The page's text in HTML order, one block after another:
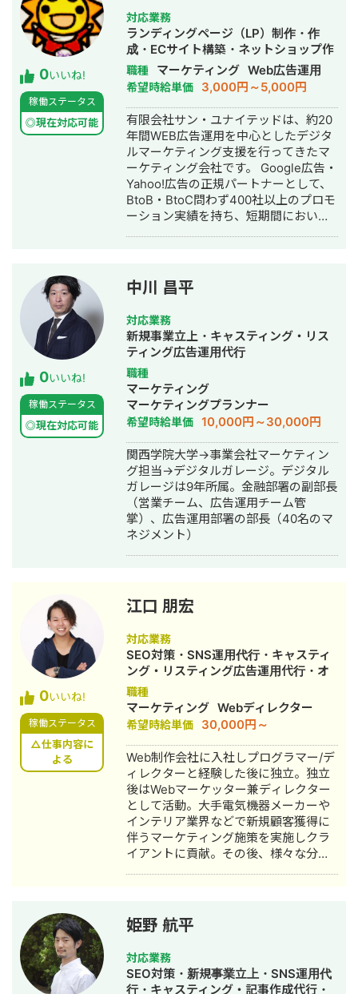
ョン・マネジメント ■強み・アピール
ポイント プロジェクト推進力：美容
D2C商材で月2,000万円の売上を企
画・実行・展開まで主導 サービス立ち
上げ経験：業界特化型マッチングサー
ビスを0→1で構築し、業界トップクラ
スへ成長 柔軟な広告運用スキル：媒体
横断での予算調整によるROI最大化を得
意とする ■保有資格 Google広告：検
索／ディスプレイ／アプリ Meta認定：
メディアプランニング／メディアバイ
イングエキスパート
Instagram個人実績30万フォロワー ・
Tiktok個人実績10万フォロワー ・リス
ティング広告/ディスプレイ広告の運用
歴5年 過去経歴 ・外資マーケティング
会社にてブランドマーケティングを担
当（年間予算数十億円のプロジェクト
責任者） ・価格最適化やダイナミック
プライシングのモデル構築 ・ブランド
設計やKPI設計の消費者調査設計
0いいね!
稼働ステータス
◎現在対応可能
対応業務
ランディングページ（LP）制作・作
成・ECサイト構築・ネットショップ作
成代行・SEO対策・SNS運用代行・キ
ャスティング・ホームページ制作・作
成・バナー制作・デザイン・ロゴデザ
イン・作成・イラスト制作・リスティ
ング広告運用代行・オウンドメディア
制作・構築・運用代行
職種 マーケティング Web広告運用
希望時給単価 3,000円～5,000円
有限会社サン・ユナイテッドは、約20
年間WEB広告運用を中心としたデジタ
ルマーケティング支援を行ってきたマ
ーケティング会社です。 Google広告・
Yahoo!広告の正規パートナーとして、
BtoB・BtoC問わず400社以上のプロモ
ーション実績を持ち、短期間において
強みとし、PDCAを高速で回しつつク
ライアントの売上最大化をサポートし
ています。 店様・制作会社様との協業
実績も豊富で、長期的なパートナーシ
ップを重視したマーケティング支援を
行っております。
0いいね!
稼働ステータス
◎現在対応可能
中川 昌平
対応業務
新規事業立上・キャスティング・リス
ティング広告運用代行
職種
マーケティング
マーケティングプランナー
希望時給単価 10,000円～30,000円
関西学院大学→事業会社マーケティン
グ担当→デジタルガレージ。デジタル
ガレージは9年所属。金融部署の副部長
（営業チーム、広告運用チーム管
掌）、広告運用部署の部長（40名のマ
ネジメント）
0いいね!
稼働ステータス
△仕事内容に
よる
江口 朋宏
対応業務
SEO対策・SNS運用代行・キャスティ
ング・リスティング広告運用代行・オ
ウンドメディア制作・構築・運用代行
職種
マーケティング Webディレクター
希望時給単価 30,000円～
Web制作会社に入社しプログラマー/デ
ィレクターと経験した後に独立。独立
後はWebマーケッター兼ディレクター
として活動。大手電気機器メーカーや
インテリア業界などで新規顧客獲得に
伴うマーケティング施策を実施しクラ
イアントに貢献。その後、様々な分野
集客をご提案させて頂きますのでお気
軽にご相談くださいませ。
姫野 航平
対応業務
SEO対策・新規事業立上・SNS運用代
行・キャスティング・記事作成代行・